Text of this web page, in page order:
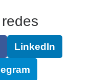
LinkedIn